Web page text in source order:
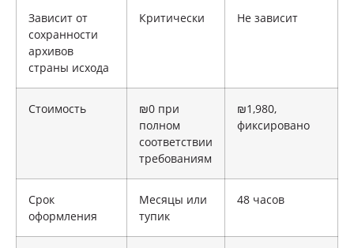
Зависит от
сохранности
архивов
страны исхода
Критически Не зависит
Стоимость
₪0 при
полном
соответствии
требованиям
₪1,980,
фиксировано
Срок
оформления
Месяцы или
тупик
48 часов